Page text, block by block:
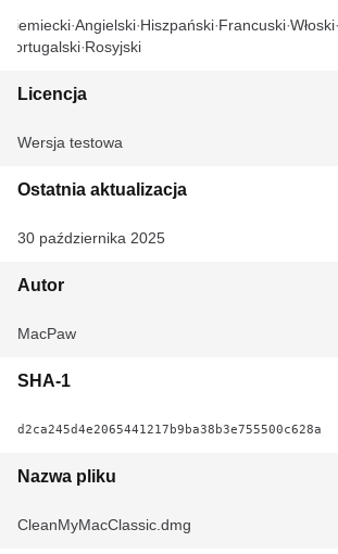
Niemiecki Angielski Hiszpański Francuski Włoski
Portugalski Rosyjski
Licencja
Wersja testowa
Ostatnia aktualizacja
30 października 2025
Autor
MacPaw
SHA-1
d2ca245d4e2065441217b9ba38b3e755500c628a
Nazwa pliku
CleanMyMacClassic.dmg